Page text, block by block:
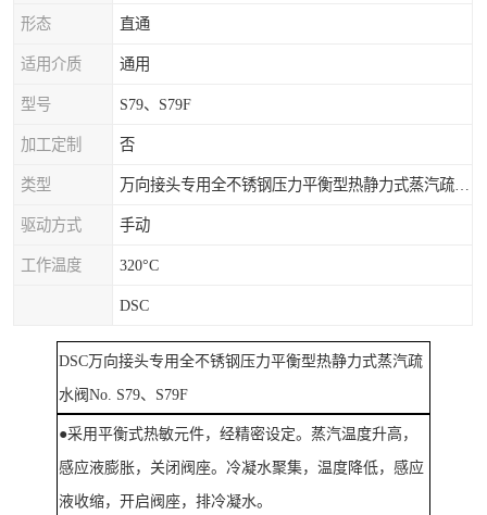
形态 直通
适用介质 通用
型号 S79、S79F
加工定制 否
类型
驱动方式 手动
工作温度 320°C
DSC
DSC万向接头专用全不锈钢压力平衡型热静力式蒸汽疏
水阀No. S79、S79F
●采用平衡式热敏元件，经精密设定。蒸汽温度升高，
感应液膨胀，关闭阀座。冷凝水聚集，温度降低，感应
液收缩，开启阀座，排冷凝水。